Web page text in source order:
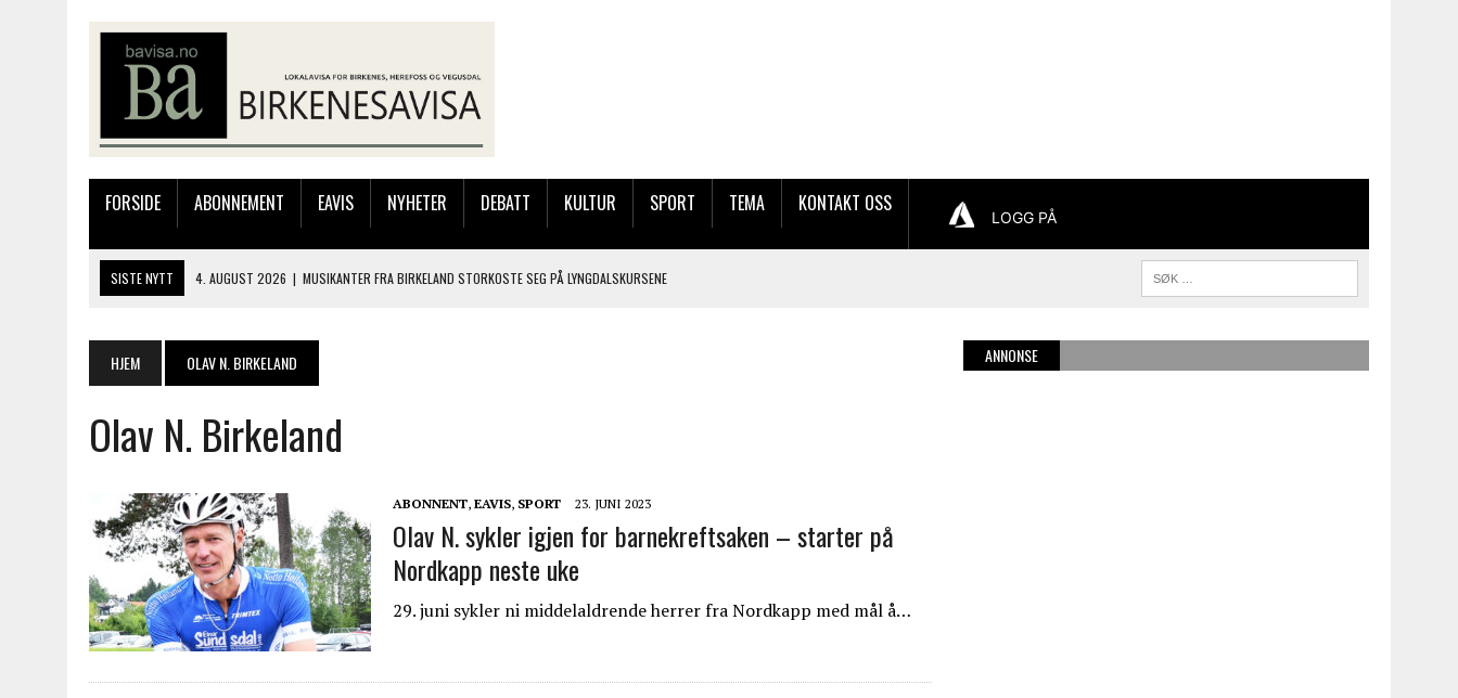
FORSIDE ABONNEMENT EAVIS NYHETER DEBATT KULTUR SPORT TEMA KONTAKT OSS
LOGG PÅ
SISTE NYTT 4. AUGUST 2026 | MUSIKANTER FRA BIRKELAND STORKOSTE SEG PÅ LYNGDALSKURSENE
28. JULI 2026 | JAKOB FRIIS TRIO KOMMER TIL BIRKELAND SØNDAG
4. AUGUST 2026
| SILJE LØLAND STILTE UT I TOLLBODEN – NÅ STILLER HUN UT PÅ SØRLANDSUTSTILLINGEN.
HJEM OLAV N. BIRKELAND
Olav N. Birkeland
ABONNENT, EAVIS, SPORT 23. JUNI 2023
Olav N. sykler igjen for barnekreftsaken – starter på
Nordkapp neste uke
29. juni sykler ni middelaldrende herrer fra Nordkapp med mål å…
ANNONSE